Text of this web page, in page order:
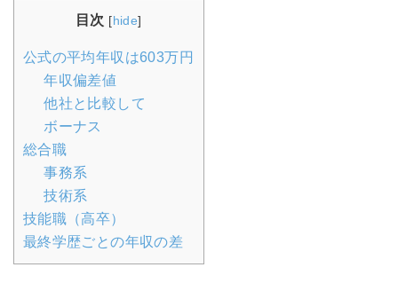
目次 [hide]
公式の平均年収は603万円
年収偏差値
他社と比較して
ボーナス
総合職
事務系
技術系
技能職（高卒）
最終学歴ごとの年収の差